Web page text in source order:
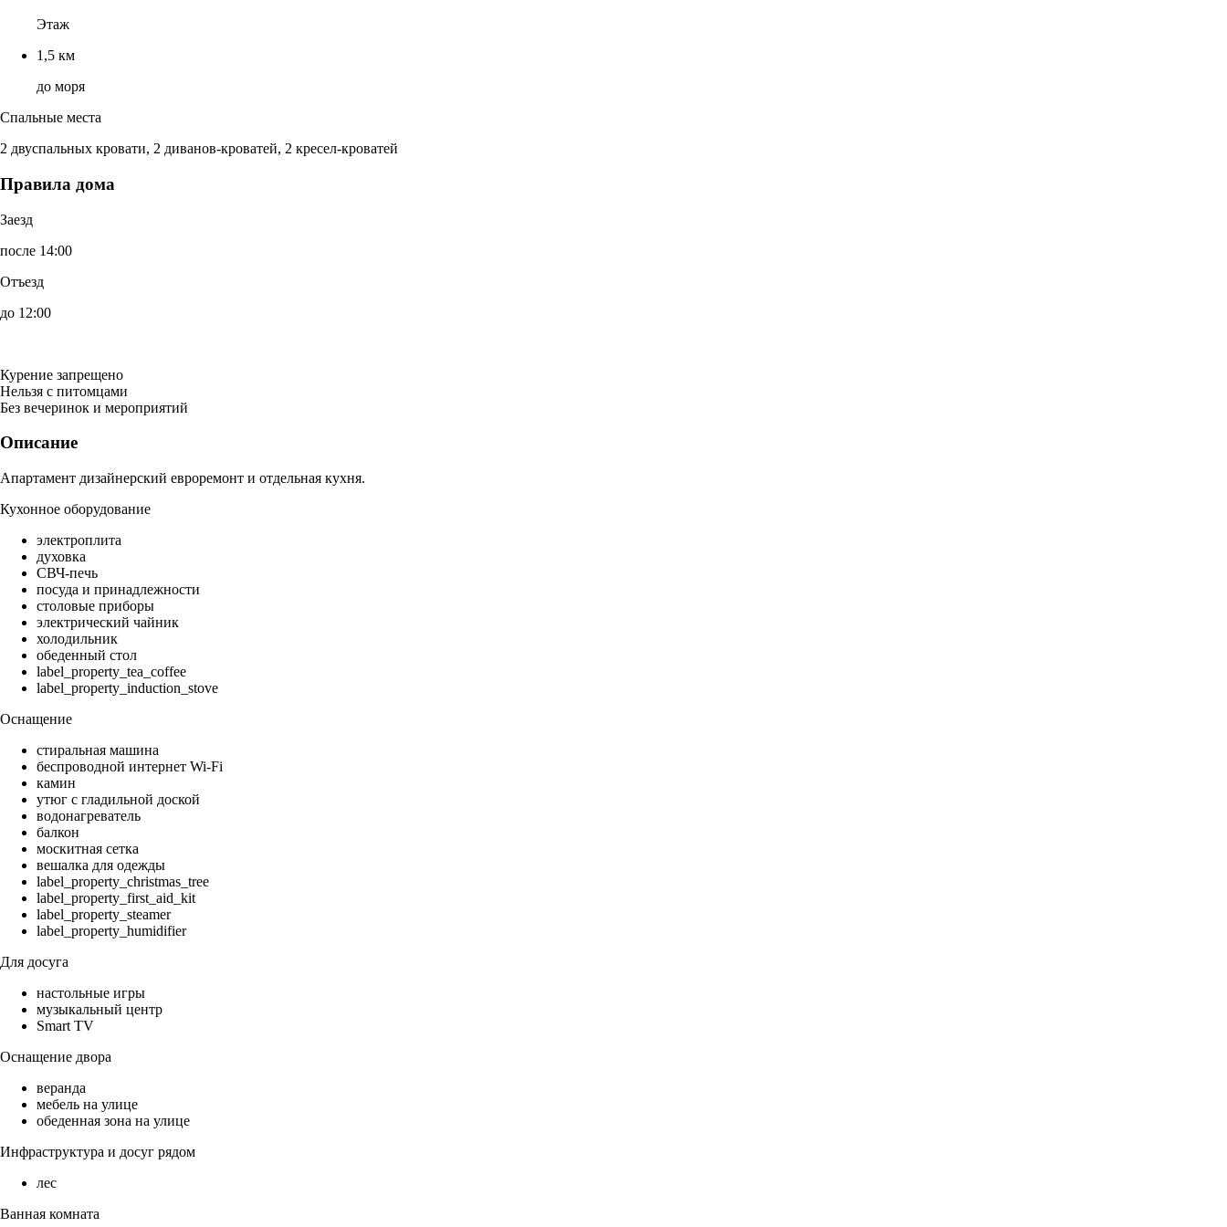
Этаж
1,5 км
до моря
Спальные места
2 двуспальных кровати, 2 диванов-кроватей, 2 кресел-кроватей
Правила дома
Заезд
после 14:00
Отъезд
до 12:00
Курение запрещено
Нельзя с питомцами
Без вечеринок и мероприятий
Описание
Апартамент дизайнерский евроремонт и отдельная кухня.
Кухонное оборудование
электроплита
духовка
СВЧ-печь
посуда и принадлежности
столовые приборы
электрический чайник
холодильник
обеденный стол
label_property_tea_coffee
label_property_induction_stove
Оснащение
стиральная машина
беспроводной интернет Wi-Fi
камин
утюг с гладильной доской
водонагреватель
балкон
москитная сетка
вешалка для одежды
label_property_christmas_tree
label_property_first_aid_kit
label_property_steamer
label_property_humidifier
Для досуга
настольные игры
музыкальный центр
Smart TV
Оснащение двора
веранда
мебель на улице
обеденная зона на улице
Инфраструктура и досуг рядом
лес
Ванная комната